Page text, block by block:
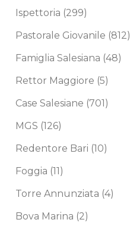
Ispettoria (299)
Pastorale Giovanile (812)
Famiglia Salesiana (48)
Rettor Maggiore (5)
Case Salesiane (701)
MGS (126)
Redentore Bari (10)
Foggia (11)
Torre Annunziata (4)
Bova Marina (2)